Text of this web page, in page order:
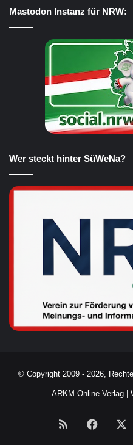
Mastodon Instanz für NRW:
Wer steckt hinter SüWeNa?
© Copyright 2009 - 2026,
ARKM Online Verlag
RSS